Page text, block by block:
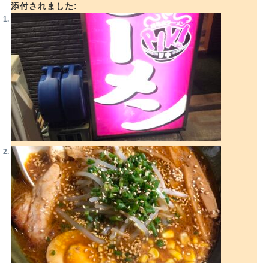
添付されました: